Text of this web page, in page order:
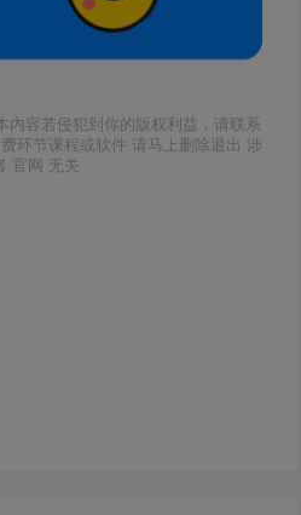
内容若侵犯到你的版权利益，请联系
环节课程或软件 请马上删除退出 涉
官网 无关